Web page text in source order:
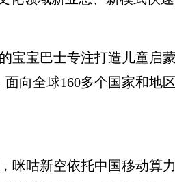
宝巴士专注打造儿童启蒙
面向全球160多个国家和地
咕新空依托中国移动算力